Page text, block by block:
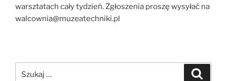
warsztatach cały tydzień. Zgłoszenia proszę wysyłać na
walcownia@muzeatechniki.pl